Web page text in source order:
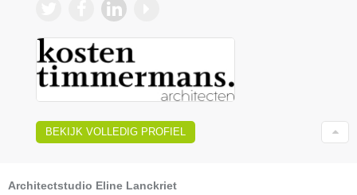
BEKIJK VOLLEDIG PROFIEL
Architectstudio Eline Lanckriet